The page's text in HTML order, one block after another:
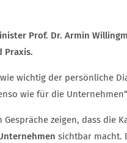
Prof. Dr. Armin
Praxis.
wichtig der persönliche
wie für die
Gespräche zeigen, dass
sichtbar macht.